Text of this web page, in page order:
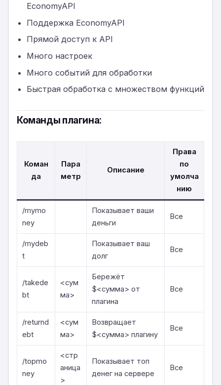
EconomyAPI
Поддержка EconomyAPI
Прямой доступ к API
Много настроек
Много событий для обработки
Быстрая обработка с множеством функций
Команды плагина:
Коман
да
Пара
метр
Описание
Права
по
умолча
нию
/mymo
ney
Показывает ваши
деньги
Все
/mydeb
t
Показывает ваш
долг
Все
/takede
bt
<сум
ма>
Бережёт
$<сумма> от
плагина
Все
/returnd
ebt
<сум
ма>
Возвращает
$<сумма> плагину
Все
/topmo
ney
<стр
аница
>
Показывает топ
денег на сервере
Все